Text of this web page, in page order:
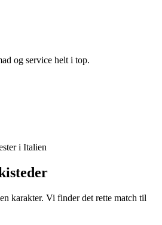
og service helt i top.
i Italien
karakter. Vi finder det rette match til